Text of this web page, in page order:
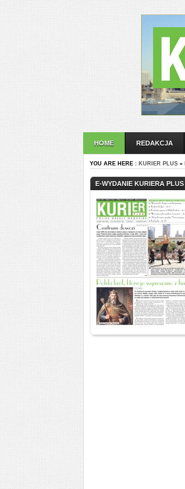
HOME REDAKCJA
YOU ARE HERE : KURIER PLUS »
E-WYDANIE KURIERA PLUS